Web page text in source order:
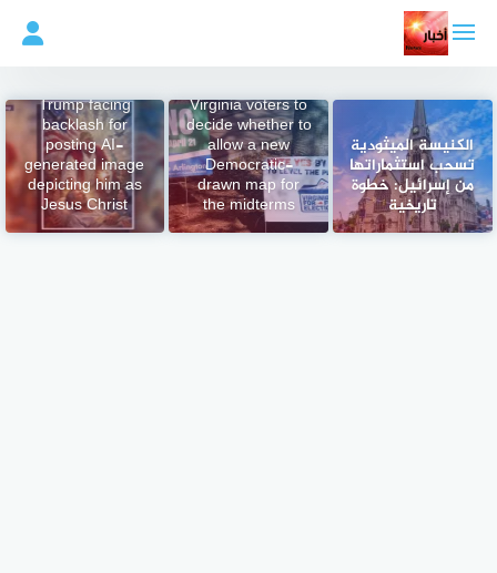
المحتوى
الكنيسة الميثودية
تسحب استثماراتها
من إسرائيل: خطوة
تاريخية
Virginia voters to
decide whether to
allow a new
Democratic-
drawn map for
the midterms
Trump facing
backlash for
posting AI-
generated image
depicting him as
Jesus Christ